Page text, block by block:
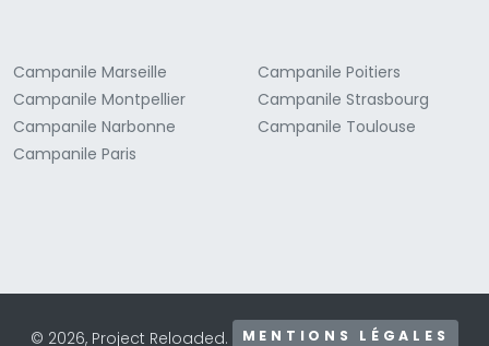
Campanile Marseille
Campanile Montpellier
Campanile Narbonne
Campanile Paris
Campanile Poitiers
Campanile Strasbourg
Campanile Toulouse
© 2026, Project Reloaded. MENTIONS LÉGALES